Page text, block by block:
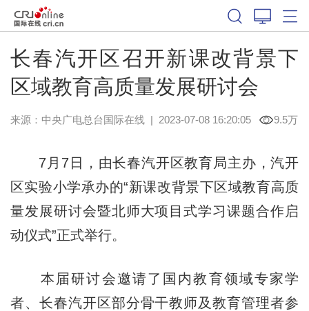
长春汽开区召开新课改背景下
区域教育高质量发展研讨会
来源：中央广电总台国际在线| 2023-07-08 16:20:05 9.5万
7月7日，由长春汽开区教育局主办，汽开
区实验小学承办的“新课改背景下区域教育高质
量发展研讨会暨北师大项目式学习课题合作启
动仪式”正式举行。
本届研讨会邀请了国内教育领域专家学
者、长春汽开区部分骨干教师及教育管理者参